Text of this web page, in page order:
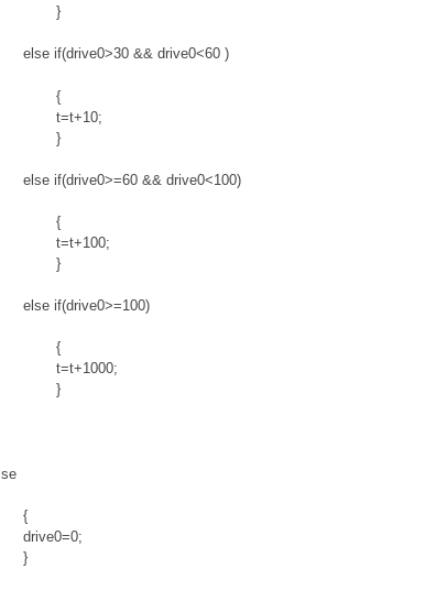
}
else if(drive0>30 && drive0<60 )
{
t=t+10;
}
else if(drive0>=60 && drive0<100)
{
t=t+100;
}
else if(drive0>=100)
{
t=t+1000;
}
{
drive0=0;
}